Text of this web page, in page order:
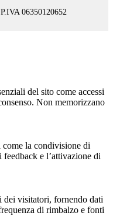
. P.IVA 06350120652
del sito come accessi
Non memorizzano
la condivisione di
e l’attivazione di
visitatori, fornendo dati
di rimbalzo e fonti